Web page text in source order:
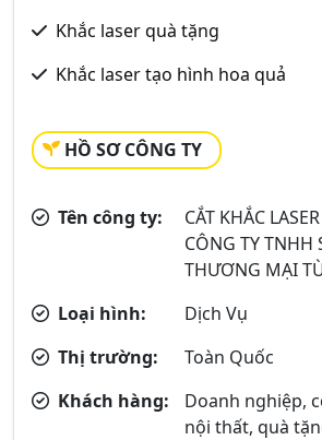
Khắc laser quà tặng
Khắc laser tạo hình hoa quả
HỒ SƠ CÔNG TY
Tên công ty:
CẮT KHẮC
CÔNG TY TNHH
THƯƠNG MẠI
Loại hình:
Dịch Vụ
Thị trường:
Toàn Quốc
Khách hàng:
Doanh nghiệp,
nội thất, quà